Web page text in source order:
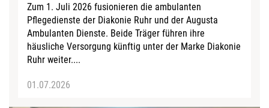
Zum 1. Juli 2026 fusionieren die ambulanten
Pflegedienste der Diakonie Ruhr und der Augusta
Ambulanten Dienste. Beide Träger führen ihre
häusliche Versorgung künftig unter der Marke Diakonie
Ruhr weiter....
01.07.2026